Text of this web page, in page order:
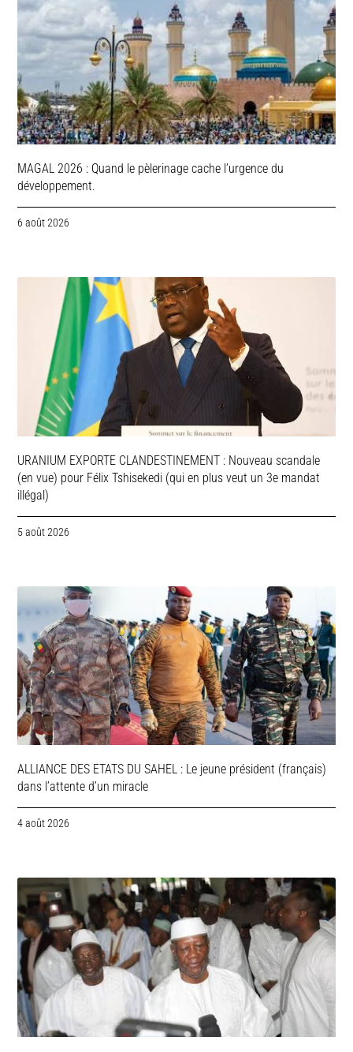
MAGAL 2026 : Quand le pèlerinage cache l’urgence du
développement.
6 août 2026
URANIUM EXPORTE CLANDESTINEMENT : Nouveau scandale
(en vue) pour Félix Tshisekedi (qui en plus veut un 3e mandat
illégal)
5 août 2026
ALLIANCE DES ETATS DU SAHEL : Le jeune président (français)
dans l’attente d’un miracle
4 août 2026